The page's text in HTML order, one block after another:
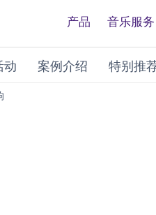
产品 音乐服务
动 案例介绍 特别推